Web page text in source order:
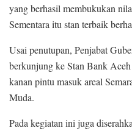
yang berhasil membukukan
Sementara itu stan terbaik
Usai penutupan, Penjabat
berkunjung ke Stan Bank
kanan pintu masuk areal
Muda.
Pada kegiatan ini juga